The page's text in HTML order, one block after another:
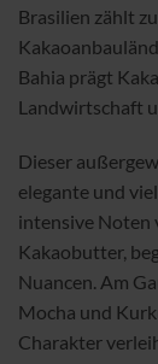
Brasilien zählt
Bahia prägt
Landwirtschaft
Dieser
elegante und
intensive Noten
Kakaobutter,
Nuancen. Am
Mocha und
Charakter